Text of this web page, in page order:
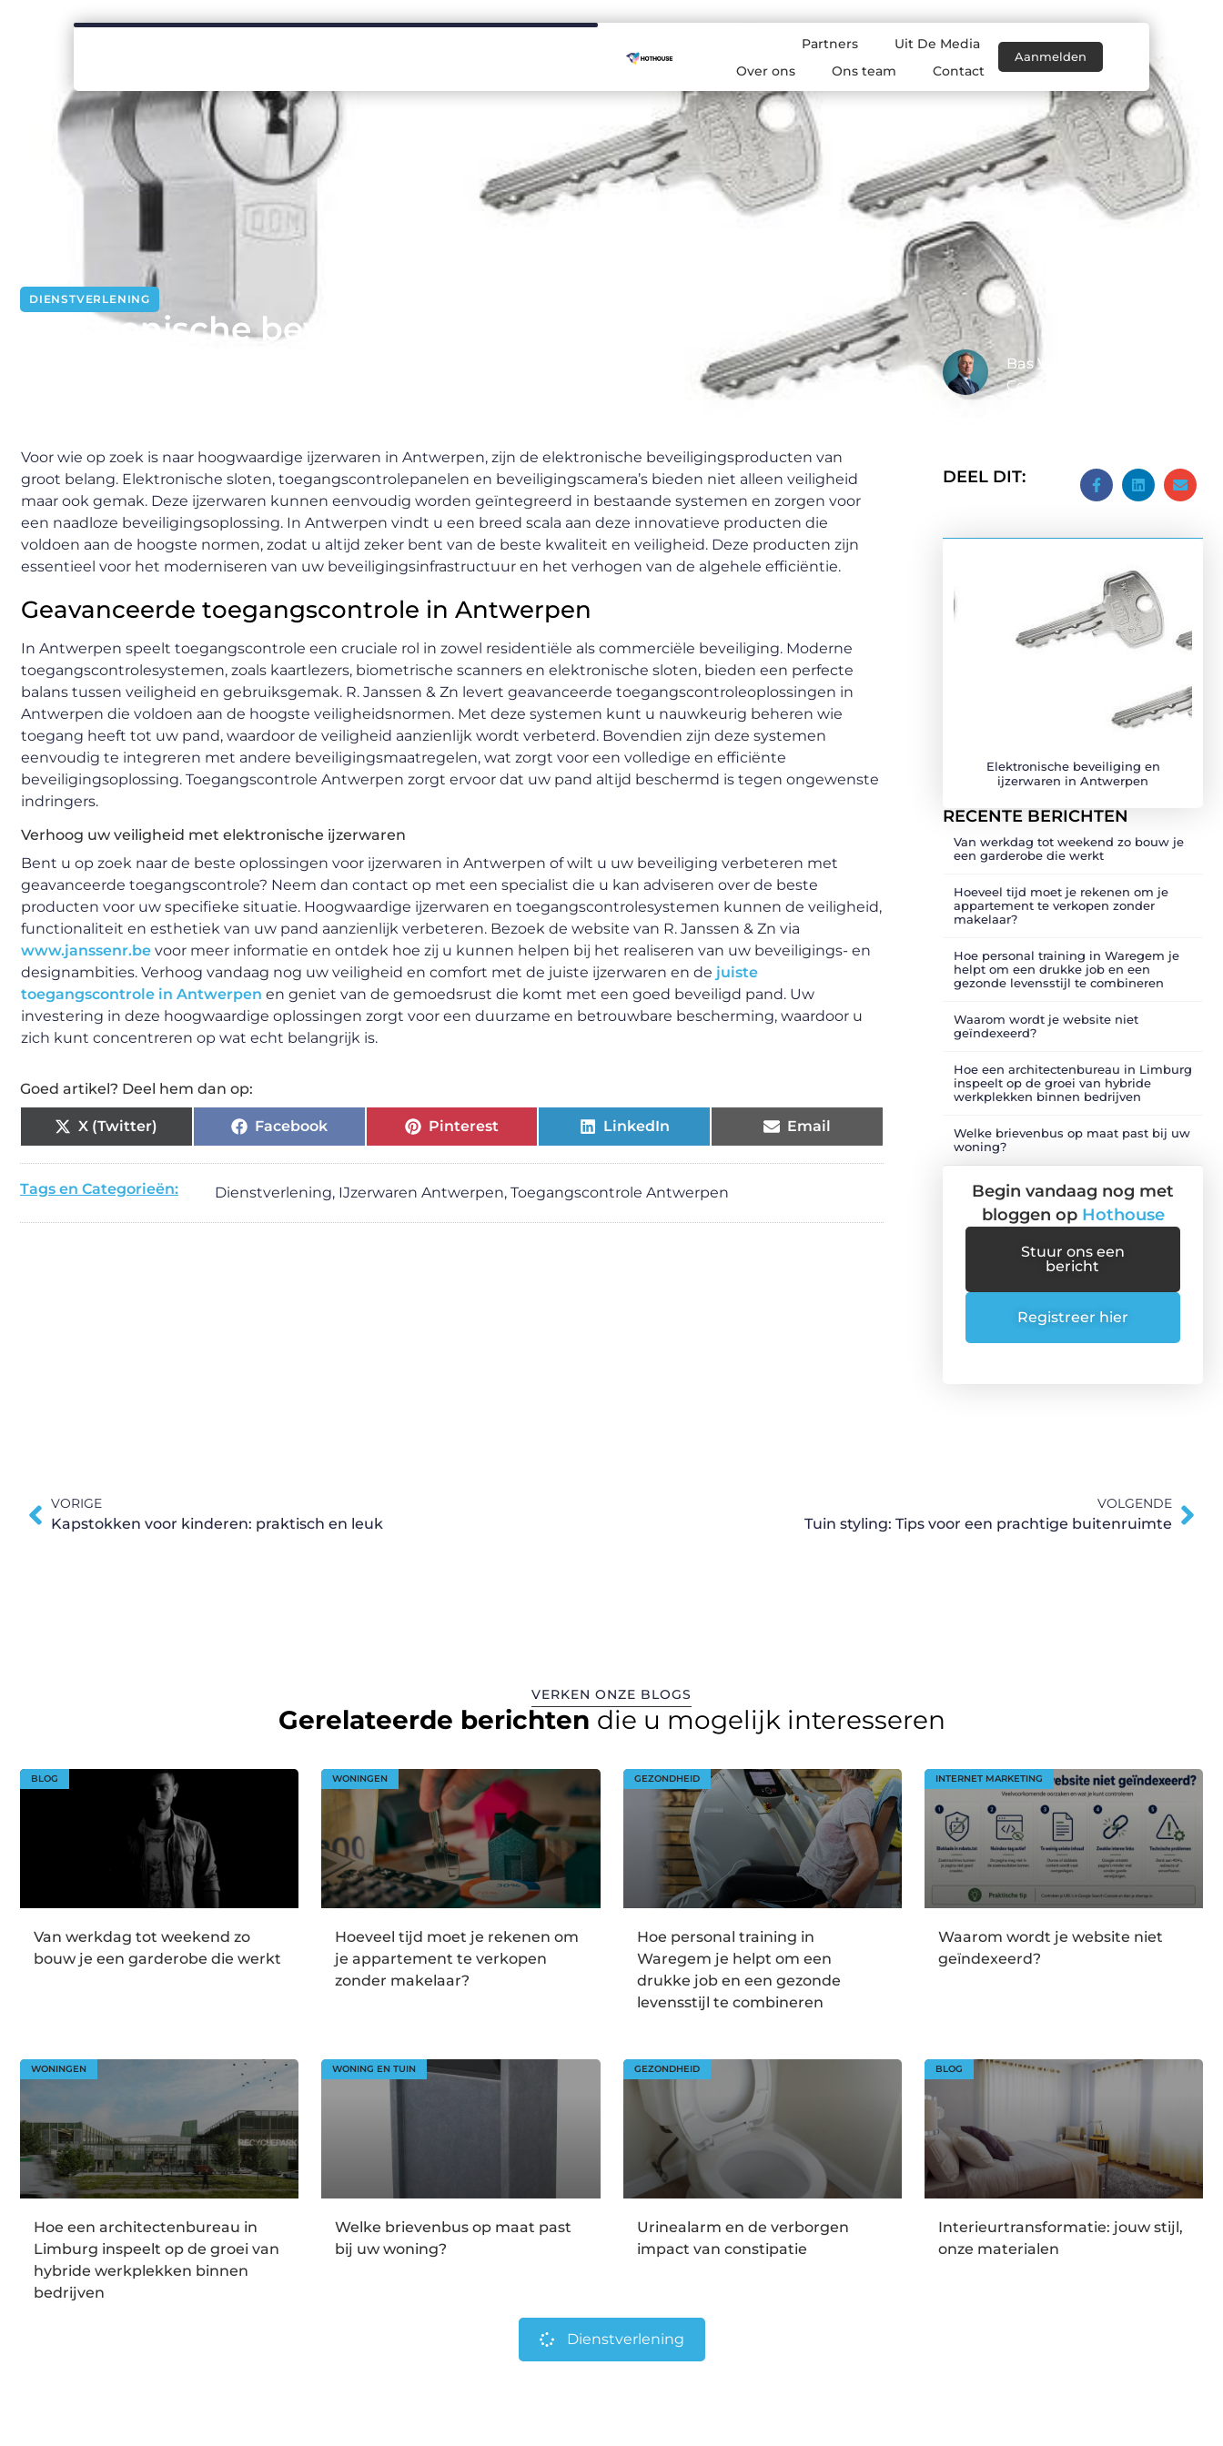
Partners
Uit De Media
Over ons
Ons team Contact
Aanmelden
DIENSTVERLENING
Elektronische beveiliging en ijzerwaren in
Bas Verhoeven
Content Writer
Voor wie op zoek is naar hoogwaardige ijzerwaren in Antwerpen, zijn de elektronische beveiligingsproducten van
groot belang. Elektronische sloten, toegangscontrolepanelen en beveiligingscamera’s bieden niet alleen veiligheid
maar ook gemak. Deze ijzerwaren kunnen eenvoudig worden geïntegreerd in bestaande systemen en zorgen voor
een naadloze beveiligingsoplossing. In Antwerpen vindt u een breed scala aan deze innovatieve producten die
voldoen aan de hoogste normen, zodat u altijd zeker bent van de beste kwaliteit en veiligheid. Deze producten zijn
essentieel voor het moderniseren van uw beveiligingsinfrastructuur en het verhogen van de algehele efficiëntie.
Geavanceerde toegangscontrole in Antwerpen
In Antwerpen speelt toegangscontrole een cruciale rol in zowel residentiële als commerciële beveiliging. Moderne
toegangscontrolesystemen, zoals kaartlezers, biometrische scanners en elektronische sloten, bieden een perfecte
balans tussen veiligheid en gebruiksgemak. R. Janssen & Zn levert geavanceerde toegangscontroleoplossingen in
Antwerpen die voldoen aan de hoogste veiligheidsnormen. Met deze systemen kunt u nauwkeurig beheren wie
toegang heeft tot uw pand, waardoor de veiligheid aanzienlijk wordt verbeterd. Bovendien zijn deze systemen
eenvoudig te integreren met andere beveiligingsmaatregelen, wat zorgt voor een volledige en efficiënte
beveiligingsoplossing. Toegangscontrole Antwerpen zorgt ervoor dat uw pand altijd beschermd is tegen ongewenste
indringers.
Verhoog uw veiligheid met elektronische ijzerwaren
Bent u op zoek naar de beste oplossingen voor ijzerwaren in Antwerpen of wilt u uw beveiliging verbeteren met
geavanceerde toegangscontrole? Neem dan contact op met een specialist die u kan adviseren over de beste
producten voor uw specifieke situatie. Hoogwaardige ijzerwaren en toegangscontrolesystemen kunnen de veiligheid,
functionaliteit en esthetiek van uw pand aanzienlijk verbeteren. Bezoek de website van R. Janssen & Zn via
www.janssenr.be voor meer informatie en ontdek hoe zij u kunnen helpen bij het realiseren van uw beveiligings- en
designambities. Verhoog vandaag nog uw veiligheid en comfort met de juiste ijzerwaren en de juiste
toegangscontrole in Antwerpen en geniet van de gemoedsrust die komt met een goed beveiligd pand. Uw
investering in deze hoogwaardige oplossingen zorgt voor een duurzame en betrouwbare bescherming, waardoor u
zich kunt concentreren op wat echt belangrijk is.
Goed artikel? Deel hem dan op:
X (Twitter) Facebook Pinterest LinkedIn Email
Tags en Categorieën: Dienstverlening, IJzerwaren Antwerpen, Toegangscontrole Antwerpen
DEEL DIT:
Elektronische beveiliging en
ijzerwaren in Antwerpen
RECENTE BERICHTEN
Van werkdag tot weekend zo bouw je
een garderobe die werkt
Hoeveel tijd moet je rekenen om je
appartement te verkopen zonder
makelaar?
Hoe personal training in Waregem je
helpt om een drukke job en een
gezonde levensstijl te combineren
Waarom wordt je website niet
geïndexeerd?
Hoe een architectenbureau in Limburg
inspeelt op de groei van hybride
werkplekken binnen bedrijven
Welke brievenbus op maat past bij uw
woning?
Begin vandaag nog met
bloggen op Hothouse
Stuur ons een
bericht
Registreer hier
VORIGE
Kapstokken voor kinderen: praktisch en leuk
VOLGENDE
Tuin styling: Tips voor een prachtige buitenruimte
VERKEN ONZE BLOGS
Gerelateerde berichten die u mogelijk interesseren
BLOG
Van werkdag tot weekend zo
bouw je een garderobe die werkt
WONINGEN
Hoeveel tijd moet je rekenen om
je appartement te verkopen
zonder makelaar?
GEZONDHEID
Hoe personal training in
Waregem je helpt om een
drukke job en een gezonde
levensstijl te combineren
INTERNET MARKETING
Waarom wordt je website niet
geïndexeerd?
WONINGEN
Hoe een architectenbureau in
Limburg inspeelt op de groei van
hybride werkplekken binnen
bedrijven
WONING EN TUIN
Welke brievenbus op maat past
bij uw woning?
GEZONDHEID
Urinealarm en de verborgen
impact van constipatie
BLOG
Interieurtransformatie: jouw stijl,
onze materialen
Dienstverlening